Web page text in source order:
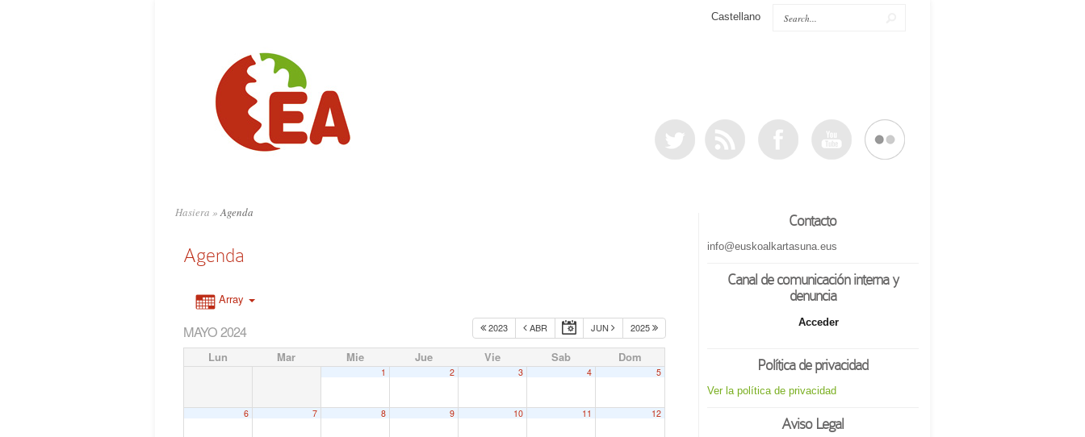
Castellano
Hasiera »Agenda
Agenda
Array
MAYO 2024 2023 ABR JUN 2025
Lun Mar Mie Jue Vie Sab Dom
1 2 3 4 5
6 7 8 9 10 11 12
Contacto
info@euskoalkartasuna.eus
Canal de comunicación interna y
denuncia
Acceder
Política de privacidad
Ver la política de privacidad
Aviso Legal